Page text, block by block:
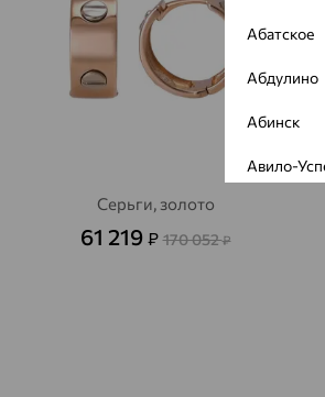
Серьги, золото
61 219 ₽ 170 052₽
Абатское
Абдулино
Абинск
Авило-